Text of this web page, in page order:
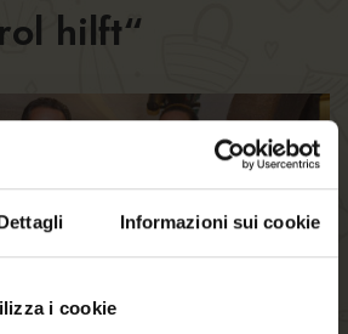
Informazioni sui cookie
i cookie
hilft“